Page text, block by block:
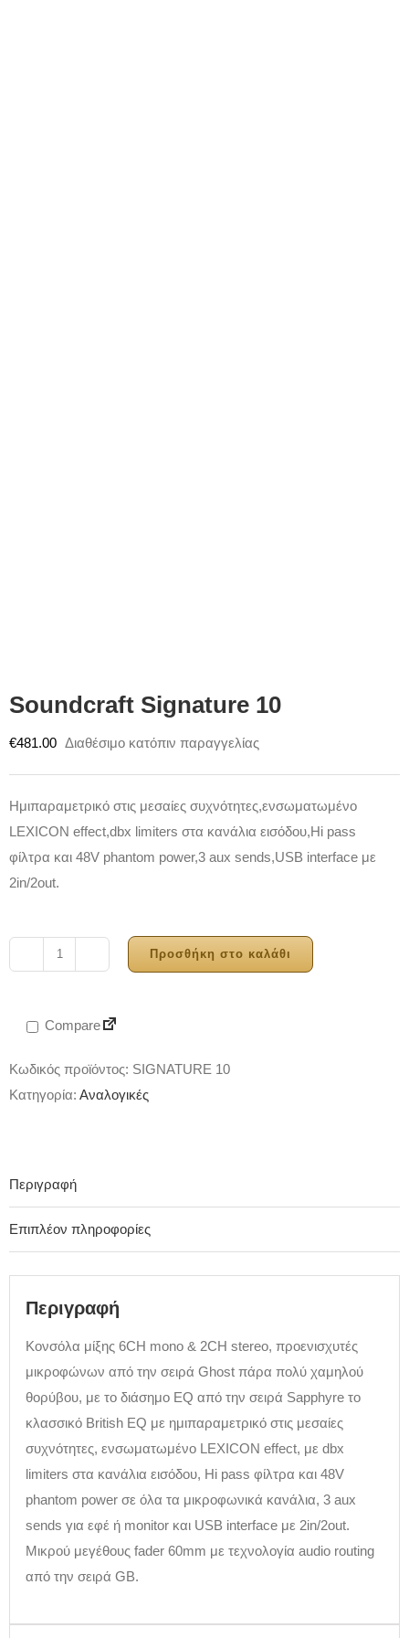
Soundcraft Signature 10
€481.00 Διαθέσιμο κατόπιν παραγγελίας
Ημιπαραμετρικό στις μεσαίες συχνότητες,ενσωματωμένο
LEXICON effect,dbx limiters στα κανάλια εισόδου,Hi pass
φίλτρα και 48V phantom power,3 aux sends,USB interface με
2in/2out.
Soundcraft
Προσθήκη στο καλάθι
Compare
Κωδικός προϊόντος: SIGNATURE 10
Κατηγορία: Αναλογικές
Περιγραφή
Επιπλέον πληροφορίες
Περιγραφή
Κονσόλα μίξης 6CH mono & 2CH stereo, προενισχυτές
μικροφώνων από την σειρά Ghost πάρα πολύ χαμηλού
θορύβου, με το διάσημο EQ από την σειρά Sapphyre το
κλασσικό British EQ με ημιπαραμετρικό στις μεσαίες
συχνότητες, ενσωματωμένο LEXICON effect, με dbx
limiters στα κανάλια εισόδου, Hi pass φίλτρα και 48V
phantom power σε όλα τα μικροφωνικά κανάλια, 3 aux
sends για εφέ ή monitor και USB interface με 2in/2out.
Μικρού μεγέθους fader 60mm με τεχνολογία audio routing
από την σειρά GB.